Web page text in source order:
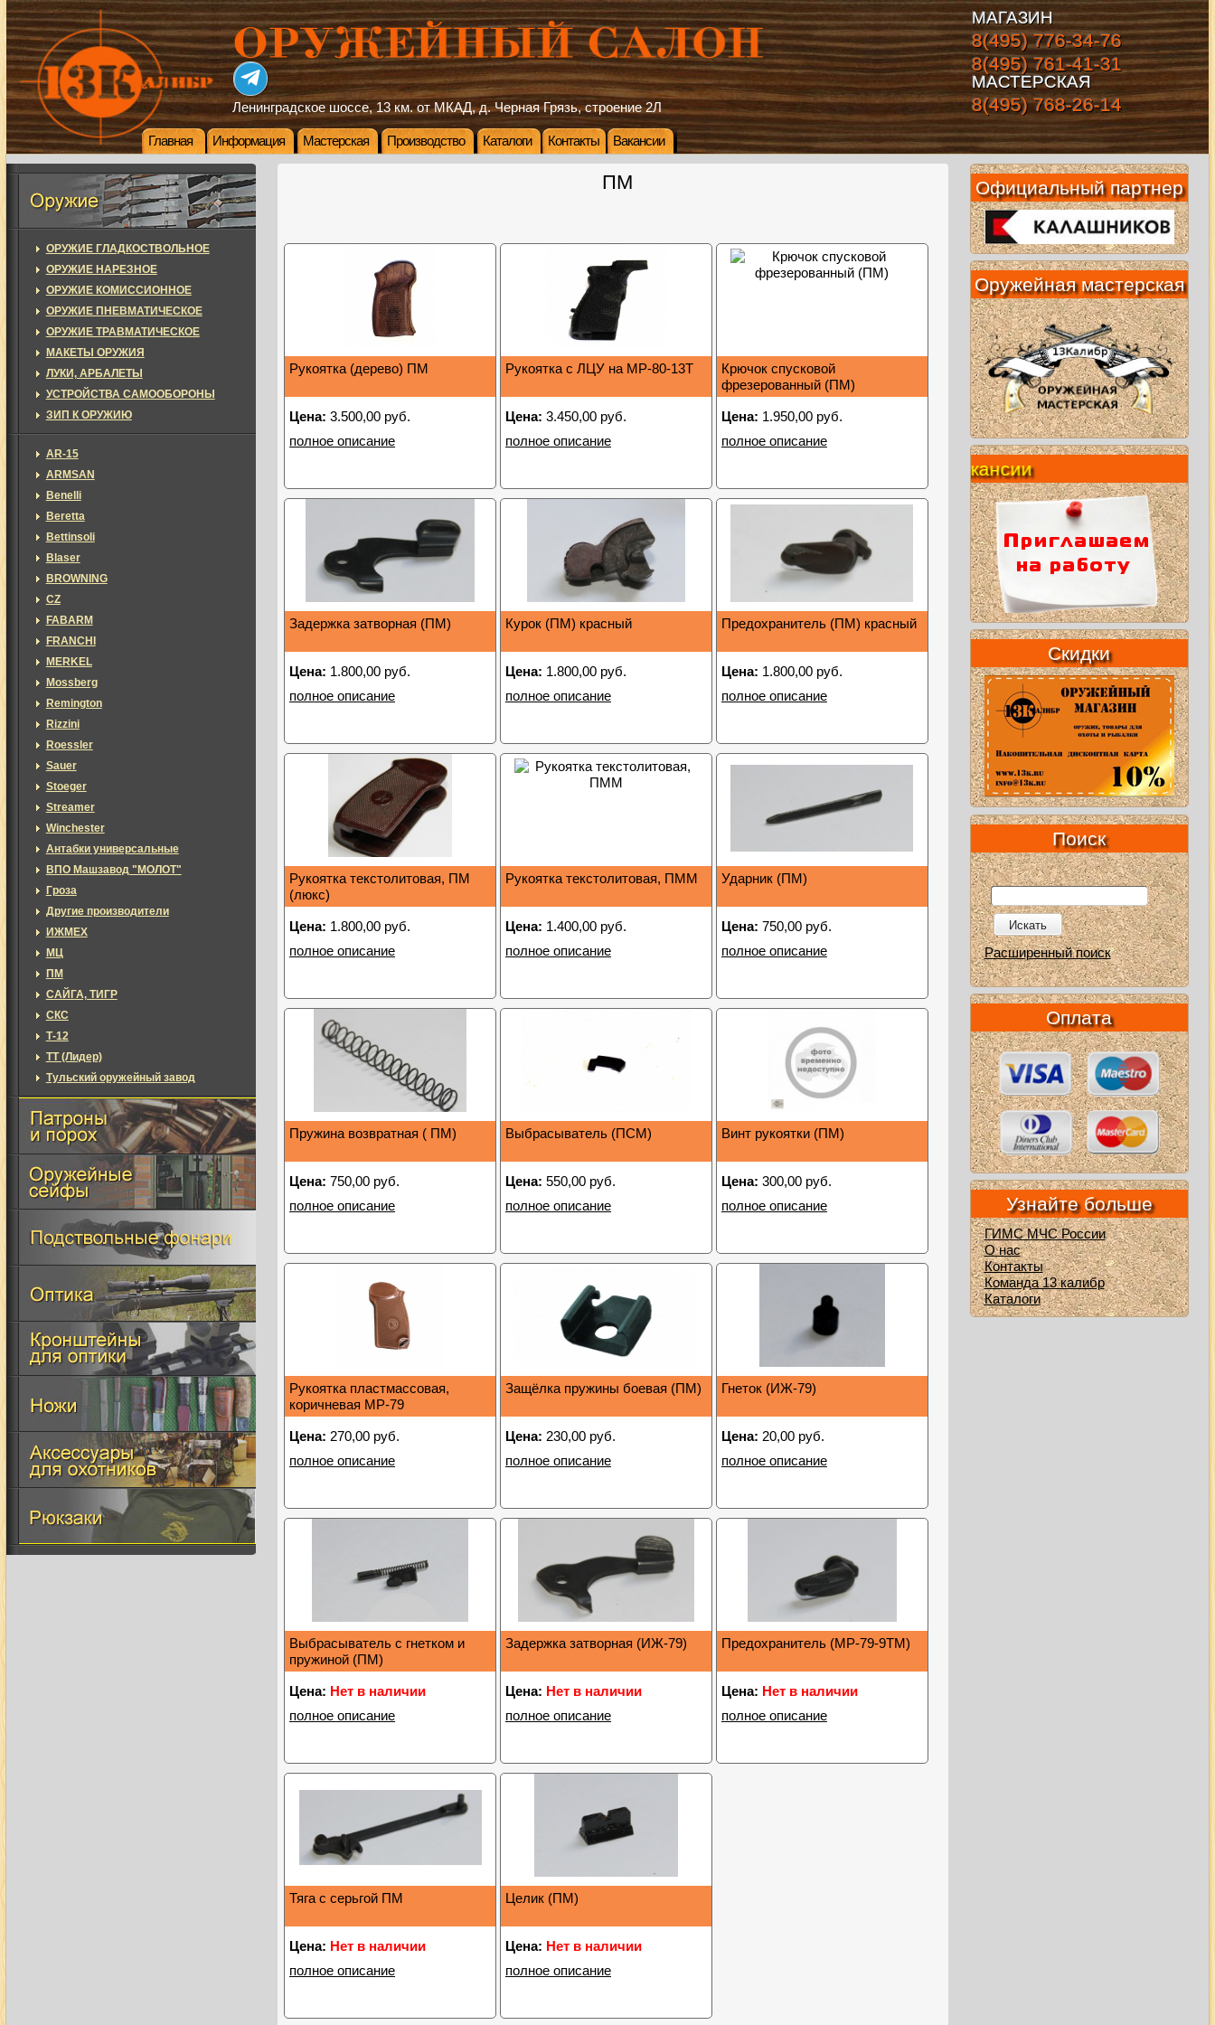
Ленинградское шоссе, 13 км. от МКАД, д. Черная Грязь, строение 2Л
МАГАЗИН
8(495) 776-34-76
8(495) 761-41-31
МАСТЕРСКАЯ
8(495) 768-26-14
Главная Информация Мастерская Производство Каталоги Контакты Вакансии
ПМ
Рукоятка (дерево) ПМ
Цена: 3.500,00 руб.
полное описание
Рукоятка с ЛЦУ на МР-80-13Т
Цена: 3.450,00 руб.
полное описание
Крючок спусковой
фрезерованный (ПМ)
Цена: 1.950,00 руб.
полное описание
Задержка затворная (ПМ)
Цена: 1.800,00 руб.
полное описание
Курок (ПМ) красный
Цена: 1.800,00 руб.
полное описание
Предохранитель (ПМ) красный
Цена: 1.800,00 руб.
полное описание
Рукоятка текстолитовая, ПМ
(люкс)
Цена: 1.800,00 руб.
полное описание
Рукоятка текстолитовая, ПММ
Цена: 1.400,00 руб.
полное описание
Ударник (ПМ)
Цена: 750,00 руб.
полное описание
Пружина возвратная ( ПМ)
Цена: 750,00 руб.
полное описание
Выбрасыватель (ПСМ)
Цена: 550,00 руб.
полное описание
Винт рукоятки (ПМ)
Цена: 300,00 руб.
полное описание
Рукоятка пластмассовая,
коричневая МР-79
Цена: 270,00 руб.
полное описание
Защёлка пружины боевая (ПМ)
Цена: 230,00 руб.
полное описание
Гнеток (ИЖ-79)
Цена: 20,00 руб.
полное описание
Выбрасыватель с гнетком и
пружиной (ПМ)
Цена: Нет в наличии
полное описание
Задержка затворная (ИЖ-79)
Цена: Нет в наличии
полное описание
Предохранитель (МР-79-9ТМ)
Цена: Нет в наличии
полное описание
Тяга с серьгой ПМ
Цена: Нет в наличии
полное описание
Целик (ПМ)
Цена: Нет в наличии
полное описание
ОРУЖИЕ ГЛАДКОСТВОЛЬНОЕ
ОРУЖИЕ НАРЕЗНОЕ
ОРУЖИЕ КОМИССИОННОЕ
ОРУЖИЕ ПНЕВМАТИЧЕСКОЕ
ОРУЖИЕ ТРАВМАТИЧЕСКОЕ
МАКЕТЫ ОРУЖИЯ
ЛУКИ, АРБАЛЕТЫ
УСТРОЙСТВА САМООБОРОНЫ
ЗИП К ОРУЖИЮ
AR-15
ARMSAN
Benelli
Beretta
Bettinsoli
Blaser
BROWNING
CZ
FABARM
FRANCHI
MERKEL
Mossberg
Remington
Rizzini
Roessler
Sauer
Stoeger
Streamer
Winchester
Антабки универсальные
ВПО Машзавод "МОЛОТ"
Гроза
Другие производители
ИЖМЕХ
МЦ
ПМ
САЙГА, ТИГР
СКС
Т-12
ТТ (Лидер)
Тульский оружейный завод
Официальный партнер
Оружейная мастерская
Вакансии
Скидки
Поиск
Искать
Расширенный поиск
Оплата
Узнайте больше
ГИМС МЧС России
О нас
Контакты
Команда 13 калибр
Каталоги